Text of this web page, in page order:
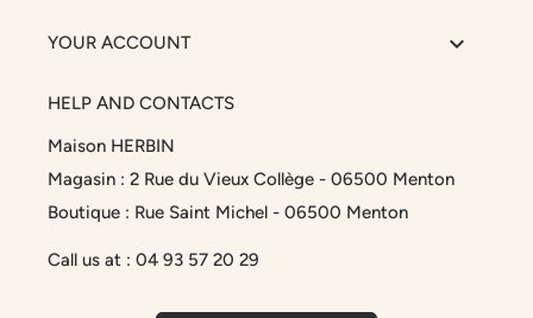
YOUR ACCOUNT 
HELP AND CONTACTS
Maison HERBIN
Magasin : 2 Rue du Vieux Collège - 06500 Menton
Boutique : Rue Saint Michel - 06500 Menton
Call us at : 04 93 57 20 29